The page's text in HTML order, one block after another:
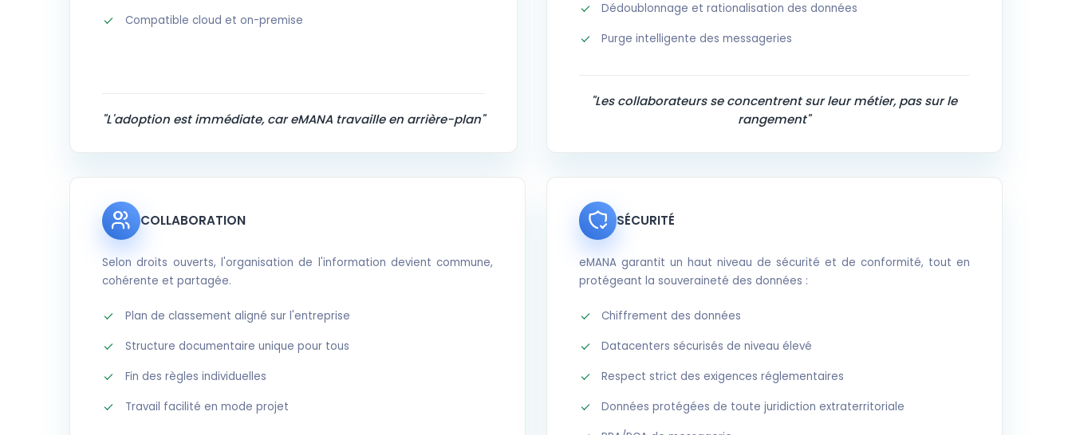
Compatible cloud et on-premise
"L'adoption est immédiate, car eMANA travaille en arrière-plan"
Dédoublonnage et rationalisation des données
Purge intelligente des messageries
"Les collaborateurs se concentrent sur leur métier, pas sur le
rangement"
COLLABORATION
Selon droits ouverts, l'organisation de l'information devient commune,
cohérente et partagée.
Plan de classement aligné sur l'entreprise
Structure documentaire unique pour tous
Fin des règles individuelles
Travail facilité en mode projet
SÉCURITÉ
eMANA garantit un haut niveau de sécurité et de conformité, tout en
protégeant la souveraineté des données :
Chiffrement des données
Datacenters sécurisés de niveau élevé
Respect strict des exigences réglementaires
Données protégées de toute juridiction extraterritoriale